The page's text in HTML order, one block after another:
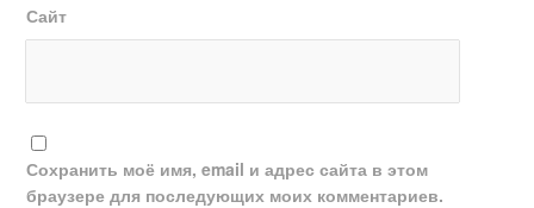
Сайт
Сохранить моё имя, email и адрес сайта в этом
браузере для последующих моих комментариев.